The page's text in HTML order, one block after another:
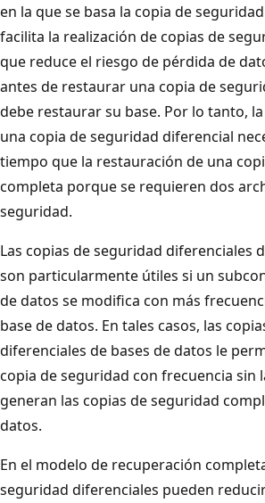
en la que se basa la copia de
facilita la realización de copias de
que reduce el riesgo de pérdida de
antes de restaurar una copia de
debe restaurar su base. Por lo tanto,
una copia de seguridad diferencial
tiempo que la restauración de una
completa porque se requieren dos
seguridad.
Las copias de seguridad diferenciales
son particularmente útiles si un
de datos se modifica con más
base de datos. En tales casos, las
diferenciales de bases de datos le
copia de seguridad con frecuencia sin
generan las copias de seguridad
datos.
En el modelo de recuperación
seguridad diferenciales pueden